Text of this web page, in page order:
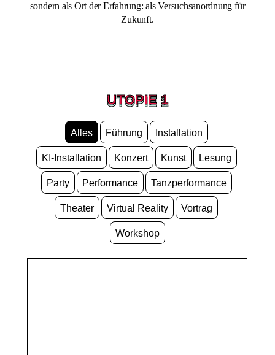
sondern als Ort der Erfahrung: als Versuchsanordnung für
Zukunft.
UTOPIE 1
UTOPIE 1
Alles Führung Installation
KI-Installation Konzert Kunst Lesung
Party Performance Tanzperformance
Theater Virtual Reality Vortrag
Workshop